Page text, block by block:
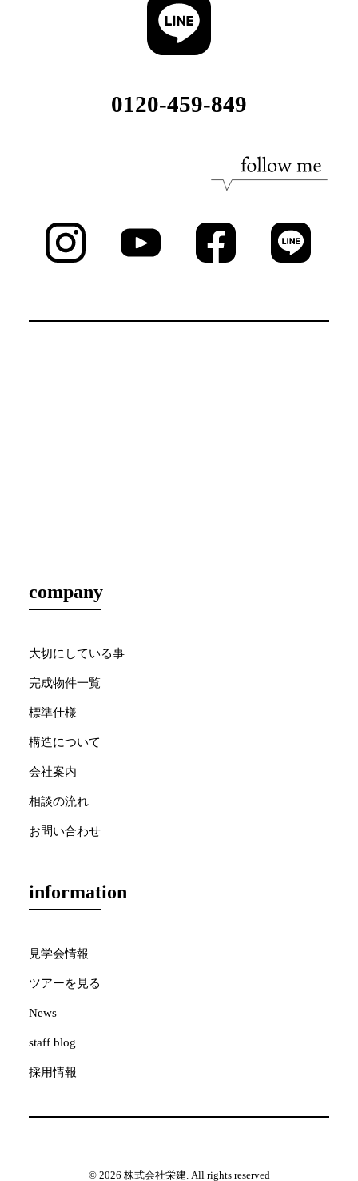
0120-459-849
company
大切にしている事
完成物件一覧
標準仕様
構造について
会社案内
相談の流れ
お問い合わせ
information
見学会情報
ツアーを見る
News
staff blog
採用情報
© 2026 株式会社栄建. All rights reserved